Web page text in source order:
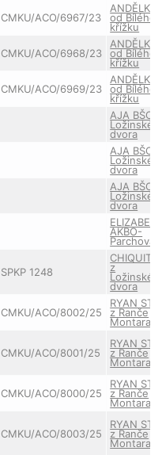
CMKU/ACO/6967/23
ANDĚLKA
od Bílého
křížku
CMKU/ACO/6968/23
ANDĚLKA
od Bílého
křížku
CMKU/ACO/6969/23
ANDĚLKA
od Bílého
křížku
AJA BŠO z
dvora
AJA BŠO z
dvora
AJA BŠO z
dvora
AKBO-
SPKP 1248 z
dvora
CMKU/ACO/8002/25
RYAN
z Ranče
Montara
CMKU/ACO/8001/25
RYAN
z Ranče
Montara
CMKU/ACO/8000/25
RYAN
z Ranče
Montara
CMKU/ACO/8003/25
RYAN
z Ranče
Montara